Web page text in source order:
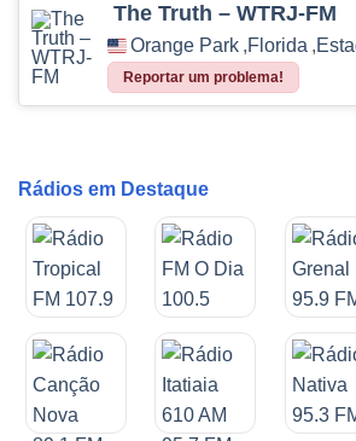
The Truth – WTRJ-FM
Orange Park ,Florida ,
Reportar um problema!
Rádios em Destaque